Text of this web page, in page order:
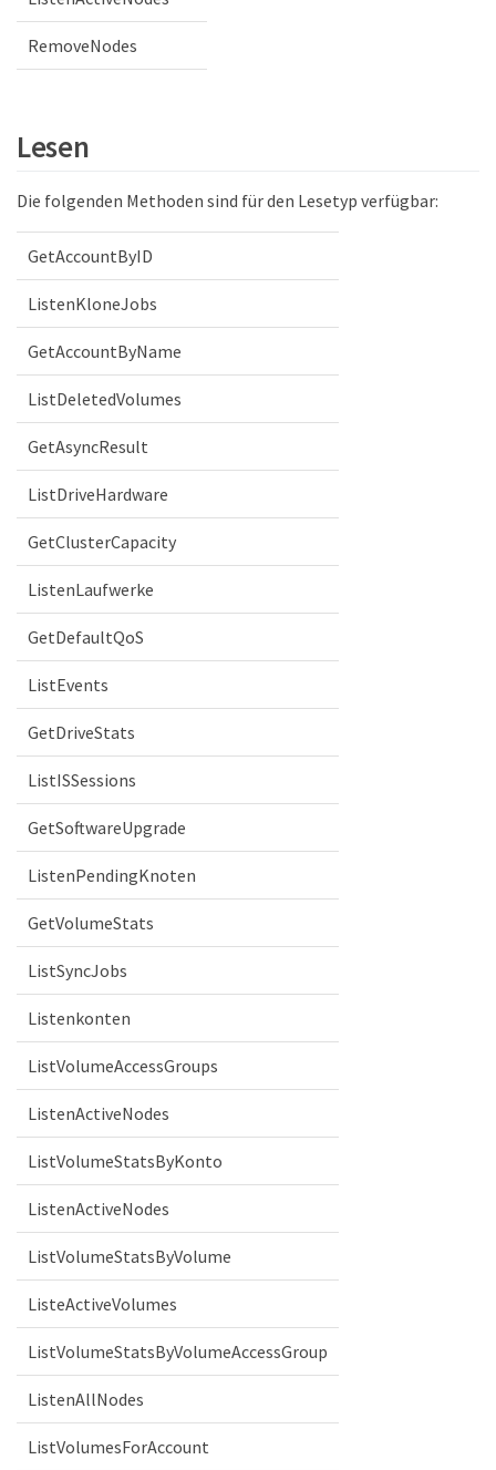
RemoveNodes
Lesen
Die folgenden Methoden sind für den Lesetyp verfügbar:
GetAccountByID
ListenKloneJobs
GetAccountByName
ListDeletedVolumes
GetAsyncResult
ListDriveHardware
GetClusterCapacity
ListenLaufwerke
GetDefaultQoS
ListEvents
GetDriveStats
ListISSessions
GetSoftwareUpgrade
ListenPendingKnoten
GetVolumeStats
ListSyncJobs
Listenkonten
ListVolumeAccessGroups
ListenActiveNodes
ListVolumeStatsByKonto
ListenActiveNodes
ListVolumeStatsByVolume
ListeActiveVolumes
ListVolumeStatsByVolumeAccessGroup
ListenAllNodes
ListVolumesForAccount